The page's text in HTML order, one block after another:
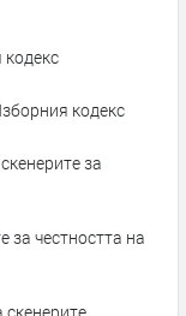
кодекс
за
за честността на